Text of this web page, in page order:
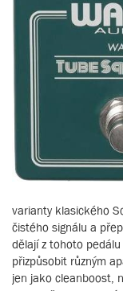
varianty klasického
čistého signálu a
dělají z tohoto
přizpůsobit různým
jen jako cleanboost,